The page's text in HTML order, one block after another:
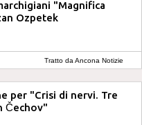
"Magnifica
Ozpetek
Tratto da Ancona Notizie
per "Crisi di nervi. Tre
Čechov"